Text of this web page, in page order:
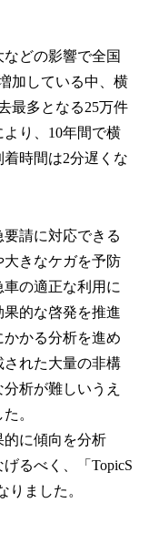
どの影響で全国
加している中、横
最多となる25万件
り、10年間で横
時間は2分遅くな
請に対応できる
きなケガを予防
の適正な利用に
的な啓発を推進
かる分析を進め
れた大量の非構
析が難しいうえ
。
的に傾向を分析
るべく、「TopicS
りました。